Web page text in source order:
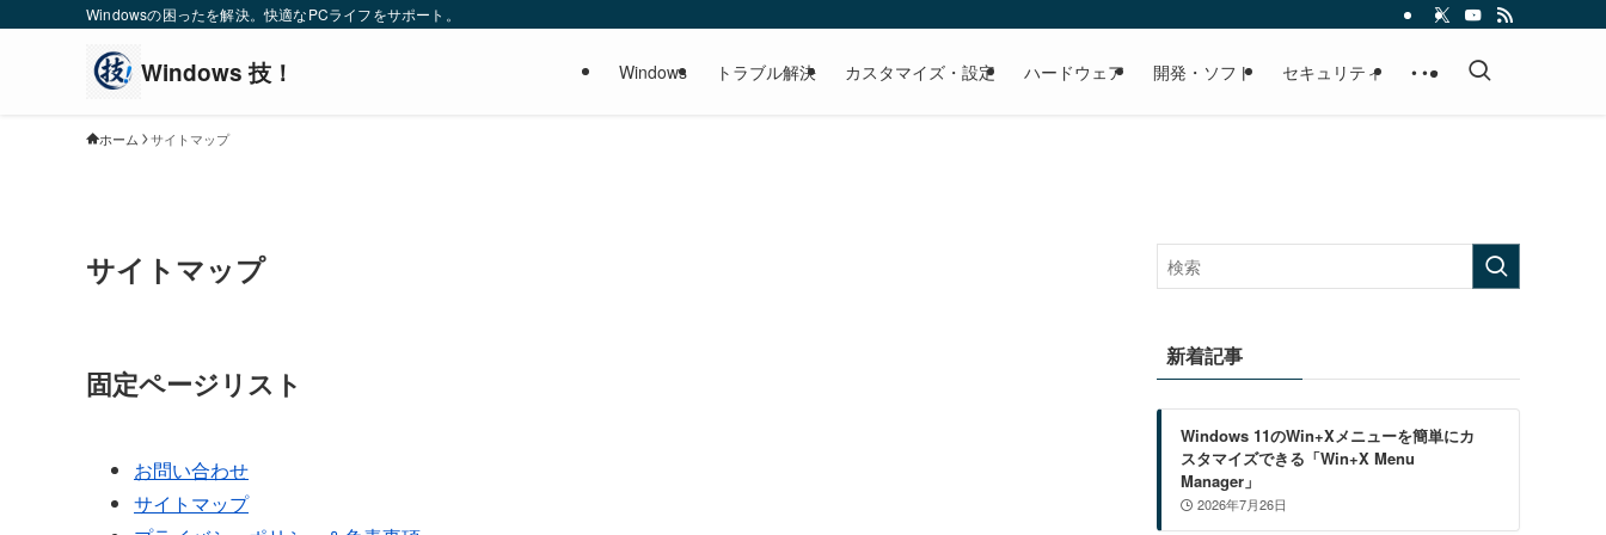
Windowsの困ったを解決。快適なPCライフをサポート。
Windows トラブル解決 カスタマイズ・設定 ハードウェア 開発・ソフト セキュリティ • • •
ホーム サイトマップ
サイトマップ
固定ページリスト
お問い合わせ
サイトマップ
新着記事
Windows 11のWin+Xメニューを簡単にカ
スタマイズできる「Win+X Menu
Manager」
2026年7月26日